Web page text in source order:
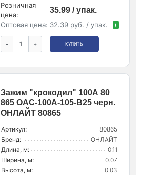
Розничная
цена:
35.99 / упак.
Оптовая цена: 32.39 руб. / упак. !
- + КУПИТЬ
Зажим "крокодил" 100А 80
865 OAC-100A-105-B25 черн.
ОНЛАЙТ 80865
Артикул:
80865
Бренд:
ОНЛАЙТ
Длина, м:
0.11
Ширина, м:
0.07
Высота, м:
0.03